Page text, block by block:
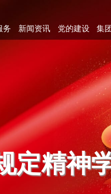
务 新闻资讯 党的建设 集
定精神